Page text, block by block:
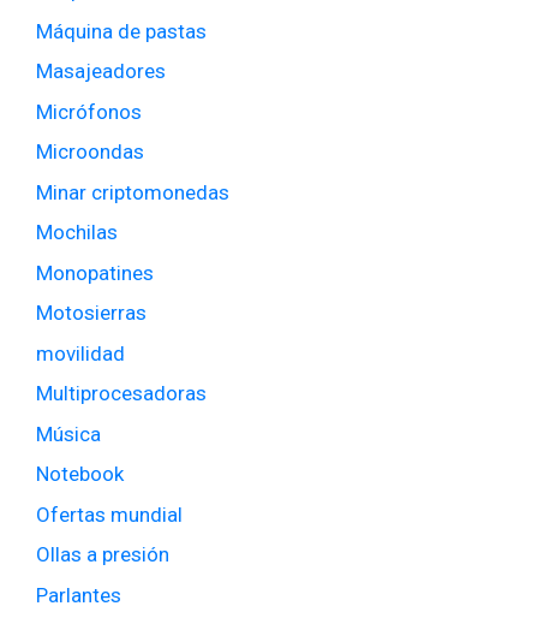
Máquina de pastas
Masajeadores
Micrófonos
Microondas
Minar criptomonedas
Mochilas
Monopatines
Motosierras
movilidad
Multiprocesadoras
Música
Notebook
Ofertas mundial
Ollas a presión
Parlantes